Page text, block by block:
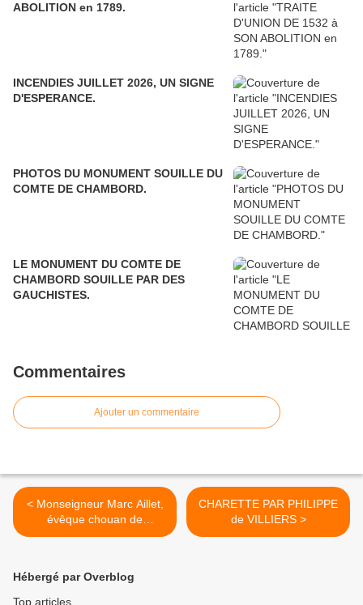
ABOLITION en 1789.
INCENDIES JUILLET 2026, UN SIGNE
D'ESPERANCE.
PHOTOS DU MONUMENT SOUILLE DU
COMTE DE CHAMBORD.
LE MONUMENT DU COMTE DE
CHAMBORD SOUILLE PAR DES
GAUCHISTES.
Commentaires
Ajouter un commentaire
< Monseigneur Marc Aillet,
évêque chouan de
Bayonne...
CHARETTE PAR PHILIPPE
de VILLIERS >
Hébergé par Overblog
Top articles